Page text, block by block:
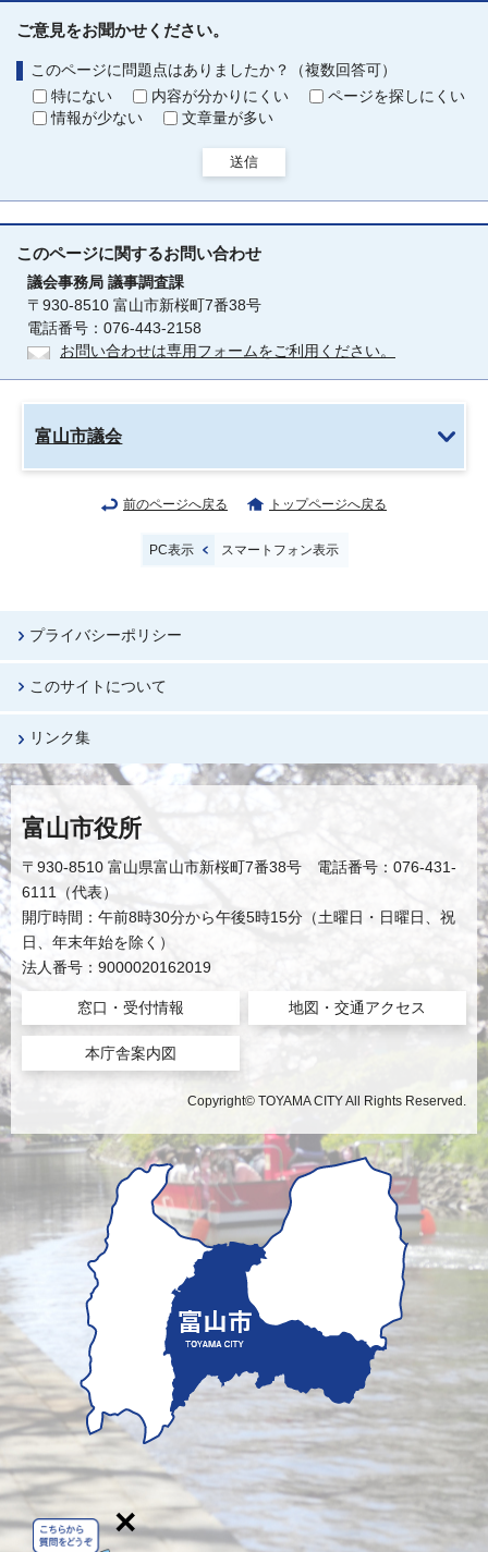
ご意見をお聞かせください。
このページに問題点はありましたか？（複数回答可）
特にない
内容が分かりにくい
ページを探しにくい
情報が少ない
文章量が多い
送信
このページに関するお問い合わせ
議会事務局 議事調査課
〒930-8510 富山市新桜町7番38号
電話番号：076-443-2158
お問い合わせは専用フォームをご利用ください。
富山市議会
前のページへ戻る トップページへ戻る
PC表示 スマートフォン表示
プライバシーポリシー
このサイトについて
リンク集
富山市役所
〒930-8510 富山県富山市新桜町7番38号 電話番号：076-431-
6111（代表）
開庁時間：午前8時30分から午後5時15分（土曜日・日曜日、祝
日、年末年始を除く）
法人番号：9000020162019
窓口・受付情報 地図・交通アクセス
本庁舎案内図
Copyright© TOYAMA CITY All Rights Reserved.
×